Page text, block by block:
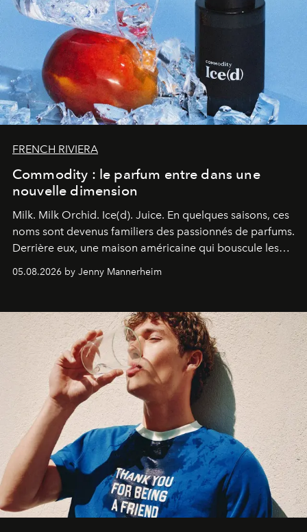
FRENCH RIVIERA
Commodity : le parfum entre dans une
nouvelle dimension
Milk. Milk Orchid. Ice(d). Juice. En quelques saisons, ces
noms sont devenus familiers des passionnés de parfums.
Derrière eux, une maison américaine qui bouscule les
codes de la parfumerie contemporaine en proposant
une approche aussi intuitive que personnelle :
05.08.2026 by Jenny Mannerheim